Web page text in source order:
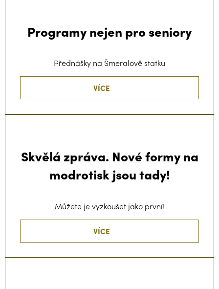
Programy nejen pro seniory
Přednášky na Šmeralově statku
VÍCE
Skvělá zpráva. Nové formy na
modrotisk jsou tady!
Můžete je vyzkoušet jako první!
VÍCE